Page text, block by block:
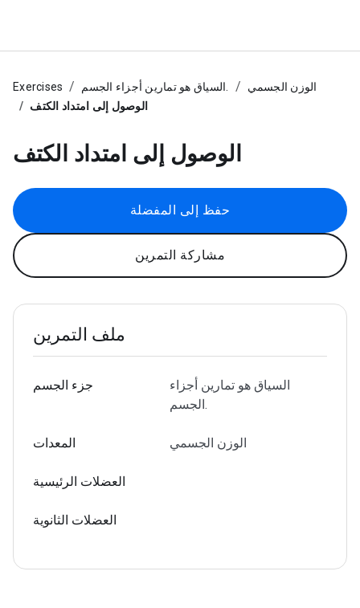
Exercises
الوزن الجسمي
الوصول إلى امتداد الكتف
الوصول إلى امتداد الكتف
حفظ إلى المفضلة
مشاركة التمرين
ملف التمرين
جزء الجسم
السياق هو تمارين أجزاء
الجسم.
المعدات الوزن الجسمي
العضلات الرئيسية
العضلات الثانوية